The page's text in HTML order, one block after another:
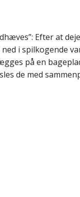
Efter at
i spilkogende
på en
de med